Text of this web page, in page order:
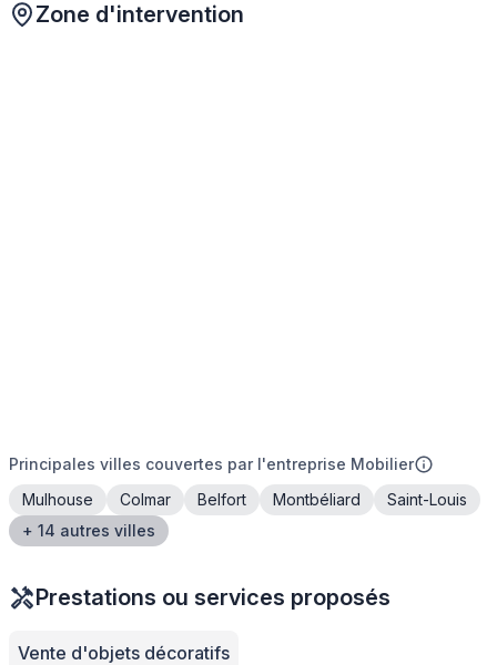
Zone d'intervention
Principales villes couvertes par l'entreprise Mobilier
Mulhouse
Colmar Belfort Montbéliard
Saint-Louis
+ 14 autres villes
Prestations ou services proposés
Vente d'objets décoratifs